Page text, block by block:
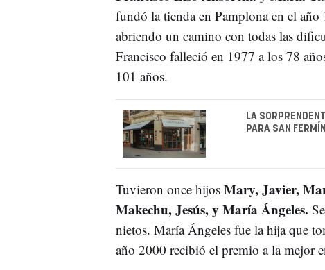
fundó la tienda en Pamplona en el
abriendo un camino con todas las
Francisco falleció en 1977 a los 78
101 años.
LA
PARA SAN
Tuvieron once hijos Mary, Javier,
Makechu, Jesús, y María Ángeles.
nietos. María Ángeles fue la hija que
año 2000 recibió el premio a la mejor